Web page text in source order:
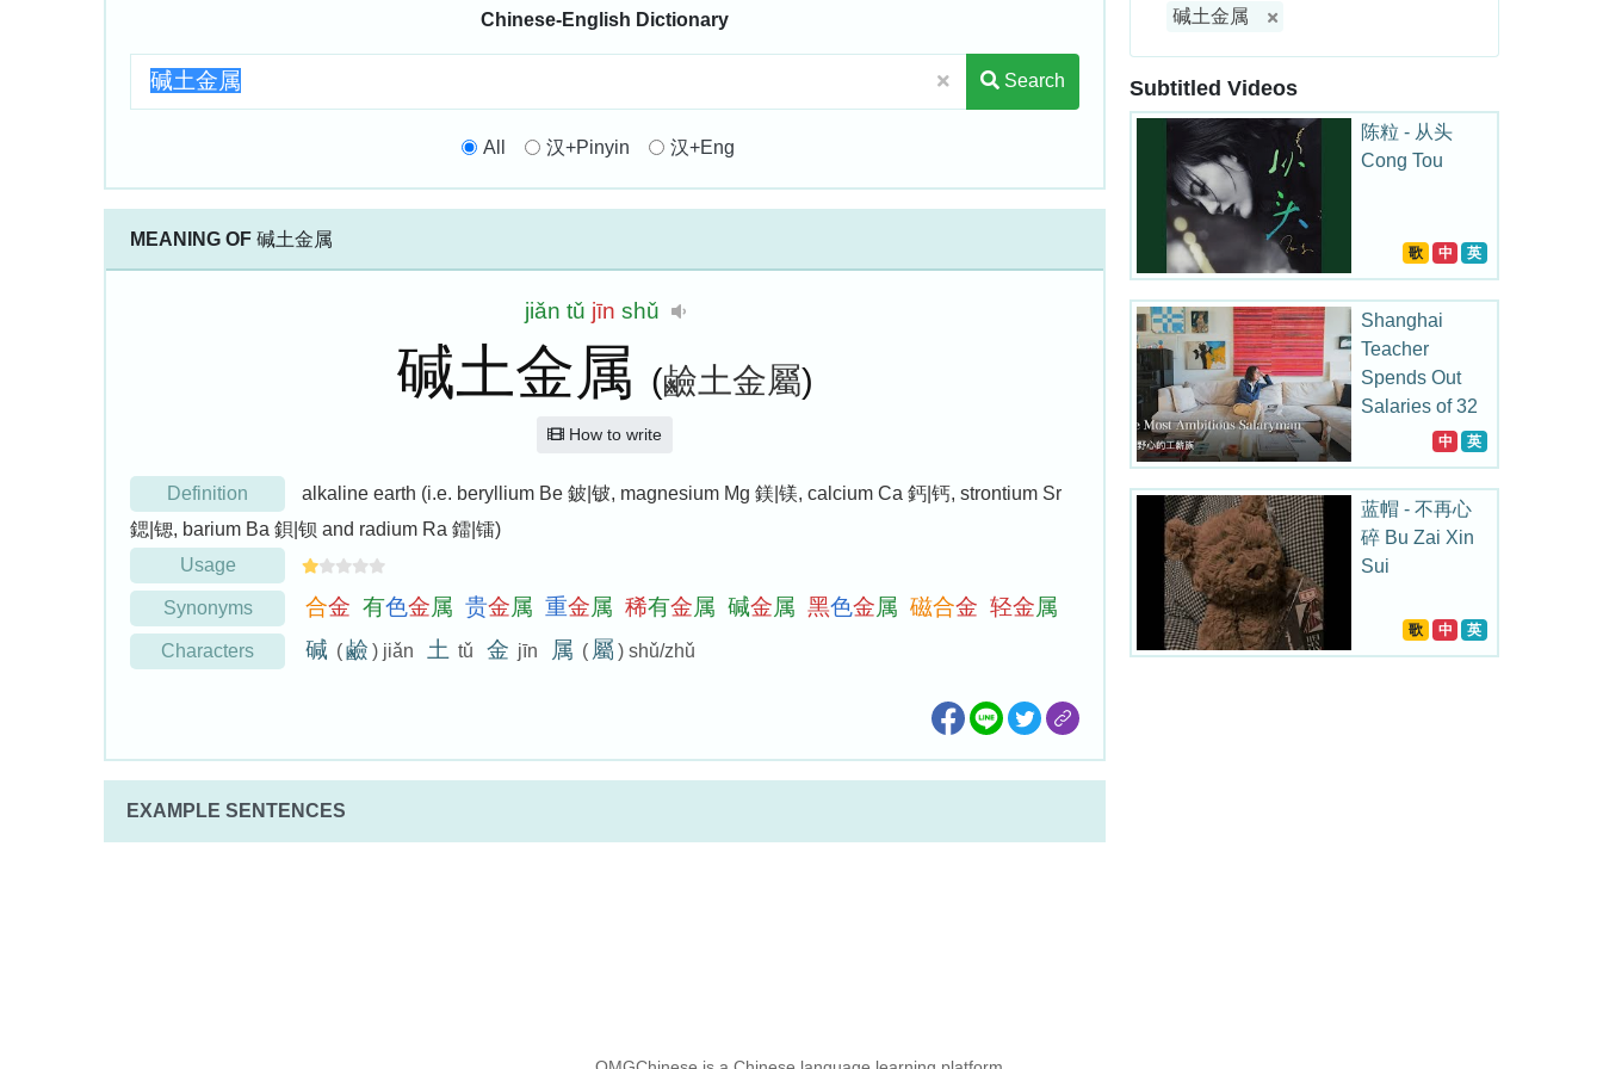
Chinese-English Dictionary
Search
All 汉+Pinyin 汉+Eng
MEANING OF 碱土金属
jiǎn tǔ jīn shǔ
碱土金属 (鹼土金屬)
How to write
Definition
alkaline earth (i.e. beryllium Be 鈹|铍, magnesium Mg 鎂|镁, calcium Ca 鈣|钙, strontium Sr
鍶|锶, barium Ba 鋇|钡 and radium Ra 鐳|镭)
Usage
Synonyms 合金 有色金属 贵金属 重金属 稀有金属 碱金属 黑色金属 磁合金 轻金属
Characters 碱 (鹼 ) jiǎn 土 tǔ 金 jīn 属 ( 屬 ) shǔ/zhǔ
EXAMPLE SENTENCES
碱土金属
Subtitled Videos
陈粒 - 从头
Cong Tou
歌 中 英
Shanghai
Teacher
Spends Out
Salaries of 32
Years on
Collecting
中 英
蓝帽 - 不再心
碎 Bu Zai Xin
Sui
歌 中 英